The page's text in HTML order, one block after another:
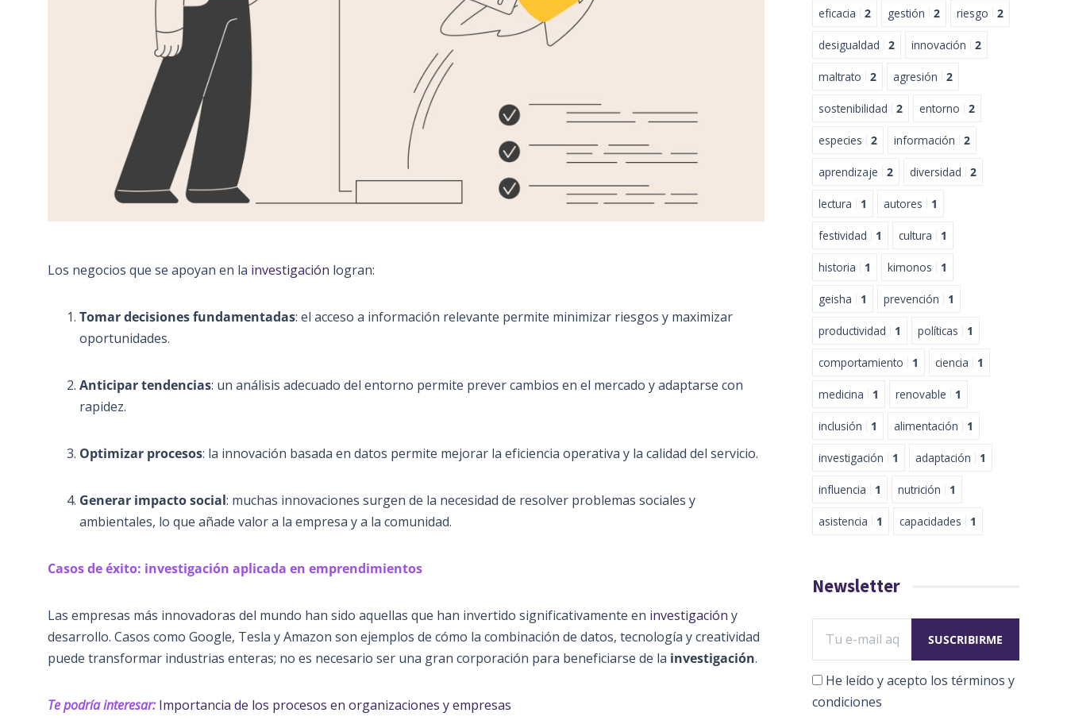
Los negocios que se apoyan en la investigación logran:
Tomar decisiones fundamentadas: el acceso a información relevante permite minimizar riesgos y maximizar
oportunidades.
Anticipar tendencias: un análisis adecuado del entorno permite prever cambios en el mercado y adaptarse con
rapidez.
Optimizar procesos: la innovación basada en datos permite mejorar la eficiencia operativa y la calidad del servicio.
Generar impacto social: muchas innovaciones surgen de la necesidad de resolver problemas sociales y
ambientales, lo que añade valor a la empresa y a la comunidad.
Casos de éxito: investigación aplicada en emprendimientos
Las empresas más innovadoras del mundo han sido aquellas que han invertido significativamente en investigación y
desarrollo. Casos como Google, Tesla y Amazon son ejemplos de cómo la combinación de datos, tecnología y creatividad
puede transformar industrias enteras; no es necesario ser una gran corporación para beneficiarse de la investigación.
Te podría interesar:Importancia de los procesos en organizaciones y empresas
eficacia 2 gestión 2 riesgo 2
desigualdad 2 innovación 2
maltrato 2 agresión 2
sostenibilidad 2 entorno 2
especies 2 información 2
aprendizaje 2 diversidad 2
lectura 1 autores 1
festividad 1 cultura 1
historia 1 kimonos 1
geisha 1 prevención 1
productividad 1 políticas 1
comportamiento 1 ciencia 1
medicina 1 renovable 1
inclusión 1 alimentación 1
investigación 1 adaptación 1
influencia 1 nutrición 1
asistencia 1 capacidades 1
Newsletter
He leído y acepto los términos y
condiciones